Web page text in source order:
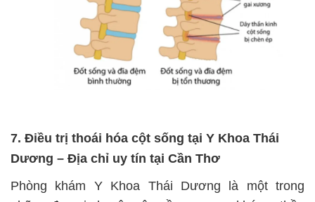
7. Điều trị thoái hóa cột sống tại Y Khoa Thái
Dương – Địa chỉ uy tín tại Cần Thơ
Phòng khám Y Khoa Thái Dương là một trong